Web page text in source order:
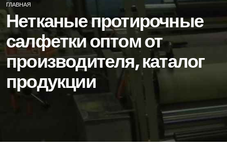
ГЛАВНАЯ
Нетканые протирочные
салфетки оптом от
производителя, каталог
продукции